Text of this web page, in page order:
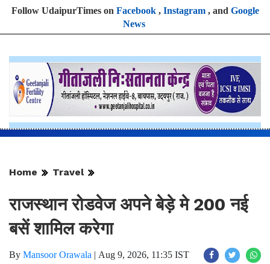
Follow UdaipurTimes on Facebook, Instagram, and Google
News
Home Travel
राजस्थान रोडवेज अपने बेड़े मे 200 नई
बसें शामिल करेगा
By Mansoor Orawala Aug 9, 2026, 11:35 IST